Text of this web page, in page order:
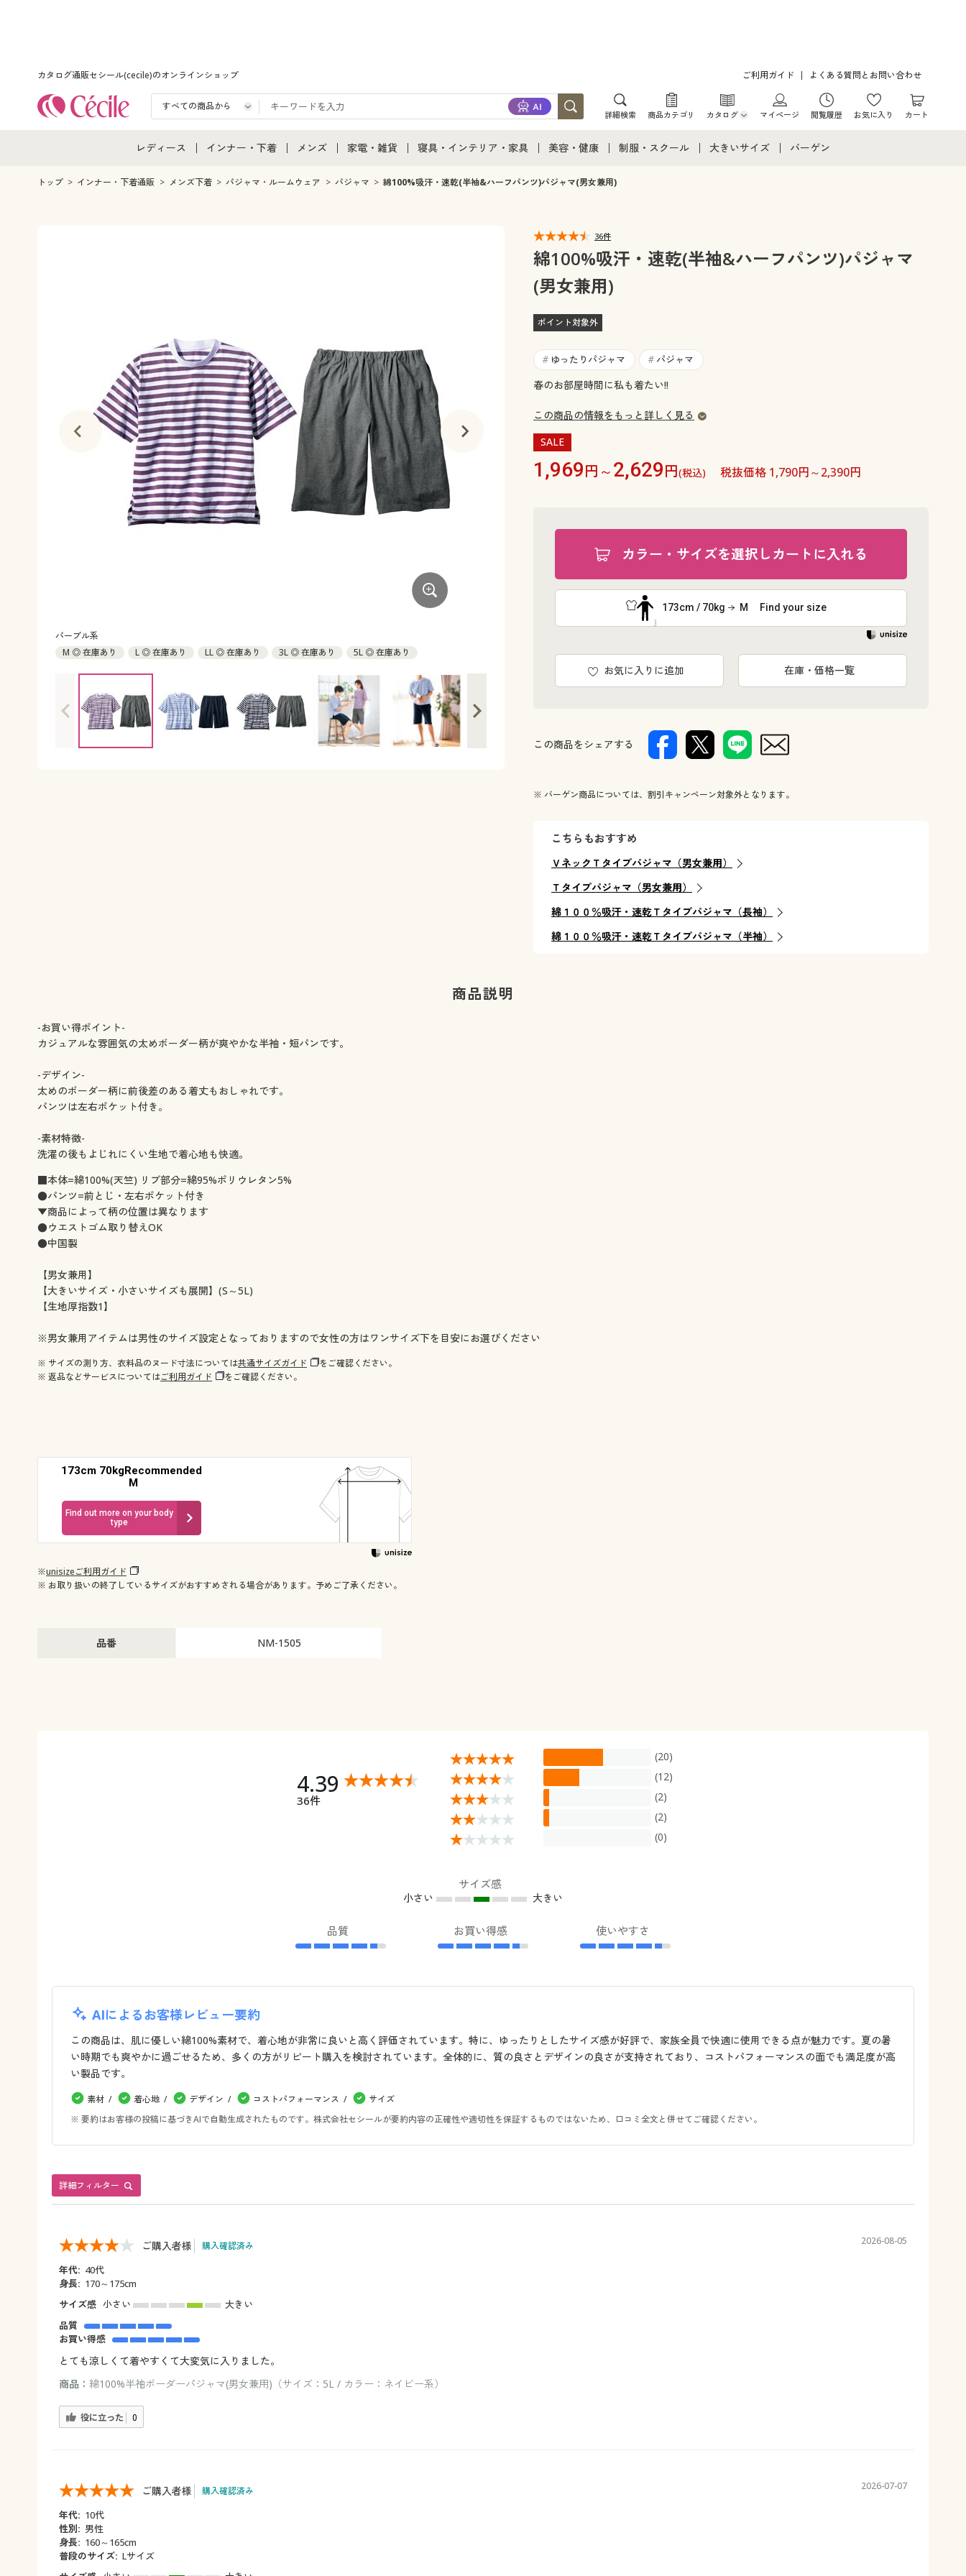
カタログ通販セシール(cecile)のオンラインショップ ご利用ガイド よくある質問とお問い合わせ
詳細検索 商品カテゴリ カタログ
カタログ・チラシからのご注文
マイページ 閲覧履歴 お気に入り カート
レディース
レディース通販すべて
インナー・下着
インナー・下着通販すべて
メンズ
メンズ通販すべて
家電・雑貨
家電・雑貨すべて
寝具・インテリア・家具
寝具・インテリア・家具通販すべて
カーテン・ラグ・ファブリック
美容・健康
美容・健康通販すべて
制服・スクール
ジュニア・ティーンズ下着
大きいサイズ
大きいサイズ レディース下着
バーゲン
トップ インナー・下着通販 メンズ下着 パジャマ・ルームウェア パジャマ 綿100%吸汗・速乾(半袖&ハーフパンツ)パジャマ(男女兼用)
パープル系
M ◎ 在庫あり
L ◎ 在庫あり LL ◎ 在庫あり 3L ◎ 在庫あり 5L ◎ 在庫あり
36件
綿100%吸汗・速乾(半袖&ハーフパンツ)パジャマ
(男女兼用)
ポイント対象外
# ゆったりパジャマ # パジャマ
春のお部屋時間に私も着たい!!
この商品の情報をもっと詳しく見る
SALE
1,969円～2,629円(税込) 税抜価格 1,790円～2,390円
カラー・サイズを選択しカートに入れる
173cm / 70kg M Find your size
お気に入りに追加 在庫・価格一覧
この商品をシェアする
※ バーゲン商品については、割引キャンペーン対象外となります。
こちらもおすすめ
ＶネックＴタイプパジャマ（男女兼用）
Ｔタイプパジャマ（男女兼用）
綿１００％吸汗・速乾Ｔタイプパジャマ（長袖）
綿１００％吸汗・速乾Ｔタイプパジャマ（半袖）
商品説明
-お買い得ポイント-
カジュアルな雰囲気の太めボーダー柄が爽やかな半袖・短パンです。
-デザイン-
太めのボーダー柄に前後差のある着丈もおしゃれです。
パンツは左右ポケット付き。
-素材特徴-
洗濯の後もよじれにくい生地で着心地も快適。
■本体=綿100%(天竺) リブ部分=綿95%ポリウレタン5%
●パンツ=前とじ・左右ポケット付き
▼商品によって柄の位置は異なります
●ウエストゴム取り替えOK
●中国製
【男女兼用】
【大きいサイズ・小さいサイズも展開】(S～5L)
【生地厚指数1】
※男女兼用アイテムは男性のサイズ設定となっておりますので女性の方はワンサイズ下を目安にお選びください
※ サイズの測り方、衣料品のヌード寸法については共通サイズガイド
をご確認ください。
※ 返品などサービスについてはご利用ガイド をご確認ください。
173cm 70kgRecommended
M
Find out more on your body
type
※unisizeご利用ガイド
※ お取り扱いの終了しているサイズがおすすめされる場合があります。予めご了承ください。
品番 NM-1505
4.39
36件
(20)
(12)
(2)
(2)
(0)
サイズ感
小さい 大きい
品質 お買い得感 使いやすさ
AIによるお客様レビュー要約
この商品は、肌に優しい綿100%素材で、着心地が非常に良いと高く評価されています。特に、ゆったりとしたサイズ感が好評で、家族全員で快適に使用できる点が魅力です。夏の暑
い時期でも爽やかに過ごせるため、多くの方がリピート購入を検討されています。全体的に、質の良さとデザインの良さが支持されており、コストパフォーマンスの面でも満足度が高
い製品です。
素材 着心地 デザイン コストパフォーマンス
サイズ
※ 要約はお客様の投稿に基づきAIで自動生成されたものです。株式会社セシールが要約内容の正確性や適切性を保証するものではないため、口コミ全文と併せてご確認ください。
詳細フィルター
ご購入者様 購入確認済み 2026-08-05
年代: 40代
身長: 170～175cm
サイズ感 小さい
大きい
品質
お買い得感
とても涼しくて着やすくて大変気に入りました。
商品： 綿100%半袖ボーダーパジャマ(男女兼用)（サイズ：5L / カラー：ネイビー系）
役に立った 0
ご購入者様 購入確認済み 2026-07-07
年代: 10代
性別: 男性
身長: 160～165cm
普段のサイズ: Lサイズ